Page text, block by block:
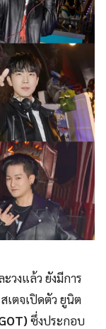
วงแล้ว ยังมีการ
เตจเปิดตัว ยูนิต
ซึ่งประกอบ